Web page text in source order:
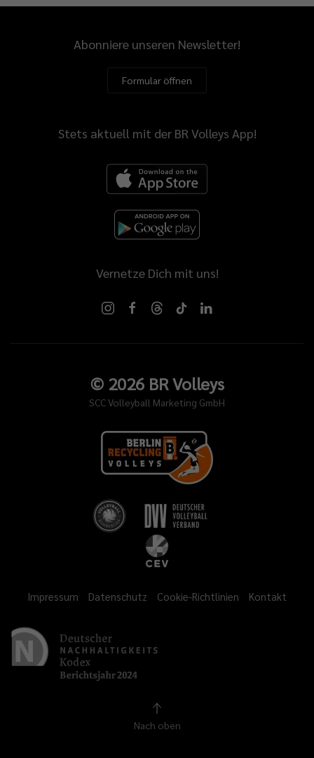
Abonniere unseren Newsletter!
Formular öffnen
Stets aktuell mit der BR Volleys App!
Vernetze Dich mit uns!
© 2026BR Volleys
SCC Volleyball Marketing GmbH
Impressum Datenschutz Cookie-Richtlinien Kontakt
Nach oben